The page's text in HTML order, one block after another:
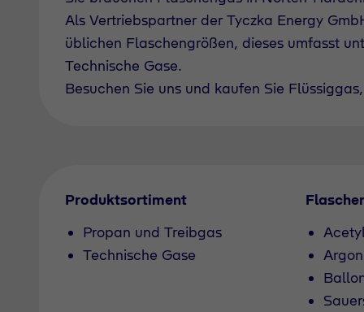
Als Vertriebspartner der Tyczka Energy
üblichen Flaschengrößen, dieses umfasst
Technische Gase.
Besuchen Sie uns und kaufen Sie
Produktsortiment
Propan und Treibgas
Technische Gase